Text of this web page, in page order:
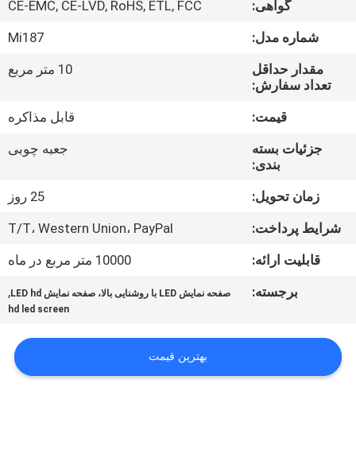
دربارهی
کارخانه
کیفیت
اخبار
سیاست
گواهی:
CE-EMC, CE-LVD, RoHS, ETL, FCC
شماره مدل:
Mi187
مقدار حداقل
تعداد سفارش:
10 متر مربع
قیمت:
قابل مذاکره
جزئیات بسته
بندی:
جعبه چوبی
زمان تحویل:
25 روز
شرایط پرداخت:
T/T، Western Union، PayPal
قابلیت ارائه:
10000 متر مربع در ماه
برجسته:
صفحه نمایش LED با روشنایی بالا، صفحه نمایش LED hd ,
hd led screen
بهترین قیمت